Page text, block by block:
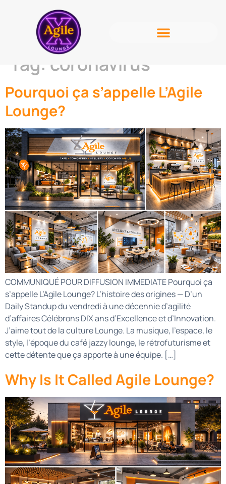
Tag: coronavirus
Pourquoi ça s’appelle L’Agile
Lounge?
COMMUNIQUÉ POUR DIFFUSION IMMEDIATE Pourquoi ça
s’appelle L’Agile Lounge? L’histoire des origines — D’un
Daily Standup du vendredi à une décennie d’agilité
d’affaires Célébrons DIX ans d’Excellence et d’Innovation.
J’aime tout de la culture Lounge. La musique, l’espace, le
style, l’époque du café jazzy lounge, le rétrofuturisme et
cette détente que ça apporte à une équipe. […]
Why Is It Called Agile Lounge?